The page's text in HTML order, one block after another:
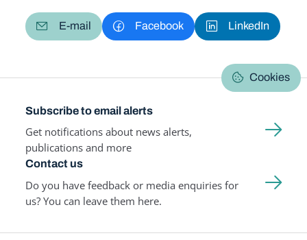
E-mail Facebook LinkedIn
Cookies
Subscribe to email alerts
Get notifications about news alerts,
publications and more
Contact us
Do you have feedback or media enquiries for
us? You can leave them here.